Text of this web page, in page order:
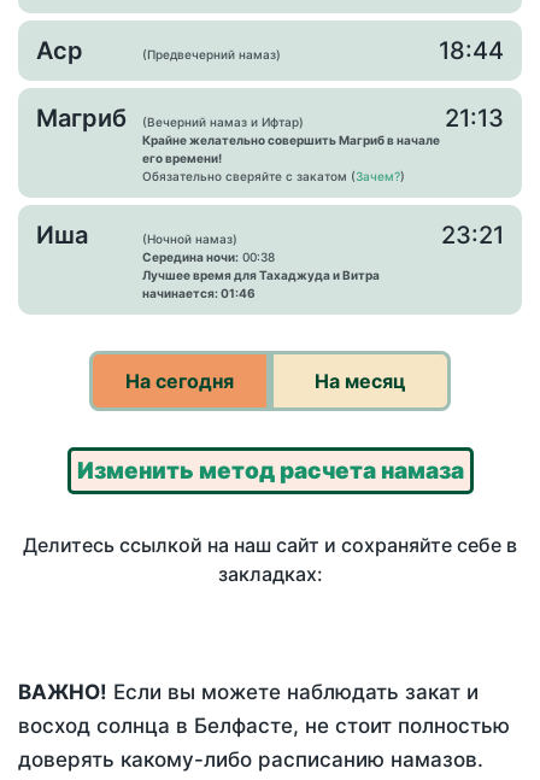
Аср (Предвечерний намаз) 18:44
Магриб
(Вечерний намаз и Ифтар)
Крайне желательно совершить Магриб в начале
его времени!
Обязательно сверяйте с закатом (Зачем?)
21:13
Иша
(Ночной намаз)
Середина ночи: 00:38
Лучшее время для Тахаджуда и Витра
начинается: 01:46
23:21
На сегодня На месяц
Изменить метод расчета намаза
Делитесь ссылкой на наш сайт и сохраняйте себе в
закладках:
ВАЖНО! Если вы можете наблюдать закат и
восход солнца в Белфасте, не стоит полностью
доверять какому-либо расписанию намазов.